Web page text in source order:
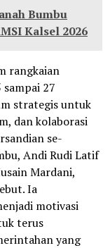
Bumbu
Kalsel 2026
rangkaian
27
strategis untuk
dan kolaborasi
se-
Andi Rudi Latif
Mardani,
Ia
motivasi
terus
yang